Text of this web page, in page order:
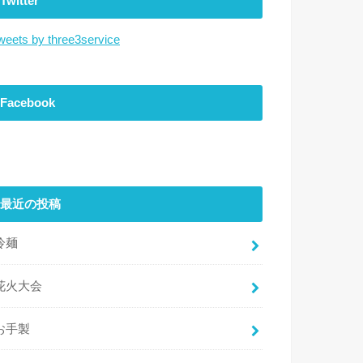
by three3service
Facebook
最近の投稿
麺
火大会
手製